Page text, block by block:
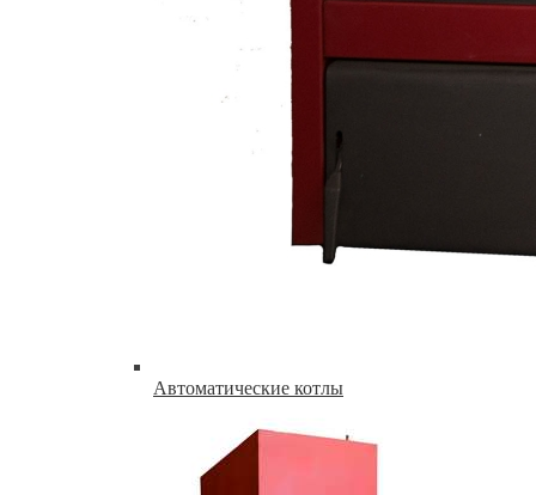
Автоматические котлы